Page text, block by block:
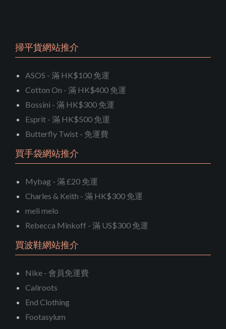
掃平貨網站推介
ASOS - 滿 HK$100 免運
Cotton On - 滿 HK$400 免運
Bossini - 滿 HK$300 免運
Esprit - 滿 HK$500 免運
Butterfly Twist - 免運費
買手袋網站推介
Mybag - 滿 £20 免運
Charles & Keith - 滿 HK$300 免運
meli melo
Rebecca Minkoff - 滿 US$300 免運
買波鞋網站推介
Nike - 會員免運費
Caliroots
End Clothing
Footasylum